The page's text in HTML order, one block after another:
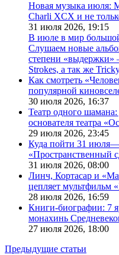
Новая музыка июля:
Charli XCX и не
31 июля 2026, 19:15
В июле в мир
Слушаем новые
степени
Strokes, а так же
Как смотреть
популярной
30 июля 2026, 16:37
Театр одного шамана:
основателя театра
29 июля 2026, 23:45
Куда пойти 31
«Пространственный
31 июля 2026, 08:00
Линч, Кортасар и
цепляет мультфильм
28 июля 2026, 16:59
Книги-биографии: 7
монахинь
27 июля 2026, 18:00
Предыдущие статьи